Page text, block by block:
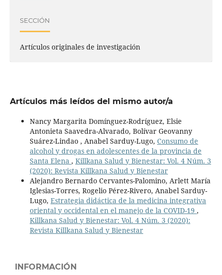
SECCIÓN
Artículos originales de investigación
Artículos más leídos del mismo autor/a
Nancy Margarita Domínguez-Rodríguez, Elsie
Antonieta Saavedra-Alvarado, Bolívar Geovanny
Suárez-Lindao , Anabel Sarduy-Lugo, Consumo de
alcohol y drogas en adolescentes de la provincia de
Santa Elena , Killkana Salud y Bienestar: Vol. 4 Núm. 3
(2020): Revista Killkana Salud y Bienestar
Alejandro Bernardo Cervantes-Palomino, Arlett María
Iglesias-Torres, Rogelio Pérez-Rivero, Anabel Sarduy-
Lugo, Estrategia didáctica de la medicina integrativa
oriental y occidental en el manejo de la COVID-19 ,
Killkana Salud y Bienestar: Vol. 4 Núm. 3 (2020):
Revista Killkana Salud y Bienestar
INFORMACIÓN